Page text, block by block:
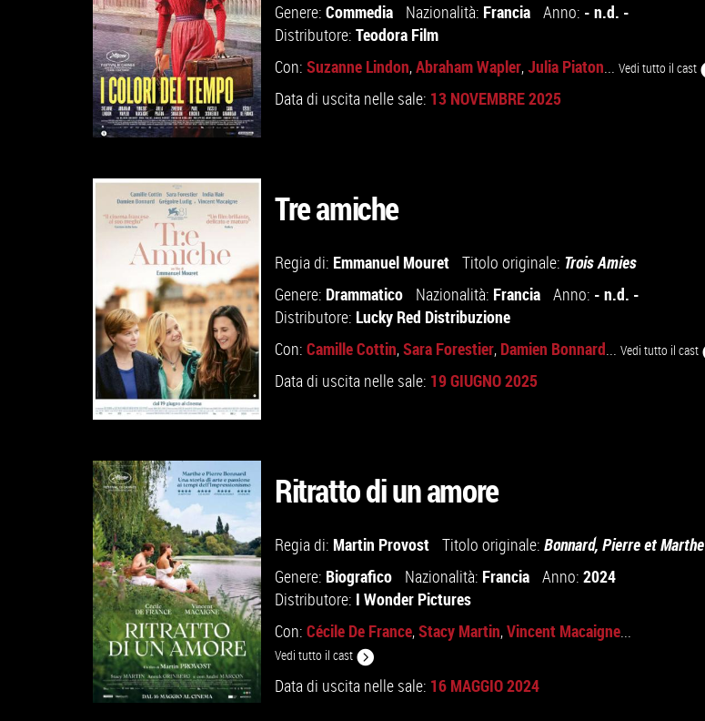
VAI ALLA SCHEDA
GUARDA IL TRAILER
TROVA IL CINEMA
VAI ALLA SCHEDA
Genere: Commedia Nazionalità: Francia Anno: - n.d. -
Distributore: Teodora Film
Con: Suzanne Lindon,Abraham Wapler,Julia Piaton... Vedi tutto il cast
Data di uscita nelle sale: 13 NOVEMBRE 2025
GUARDA IL TRAILER
TROVA IL CINEMA
VAI ALLA SCHEDA
Tre amiche
Regia di: Emmanuel Mouret Titolo originale: Trois Amies
Genere: Drammatico Nazionalità: Francia Anno: - n.d. -
Distributore: Lucky Red Distribuzione
Con: Camille Cottin,Sara Forestier, Damien Bonnard... Vedi tutto il cast
Data di uscita nelle sale: 19 GIUGNO 2025
Ritratto di un amore
Regia di: Martin Provost Titolo originale: Bonnard, Pierre et Marthe
Genere: Biografico Nazionalità: Francia Anno: 2024
Distributore: I Wonder Pictures
Con: Cécile De France,Stacy Martin,Vincent Macaigne...
Vedi tutto il cast
Data di uscita nelle sale: 16 MAGGIO 2024